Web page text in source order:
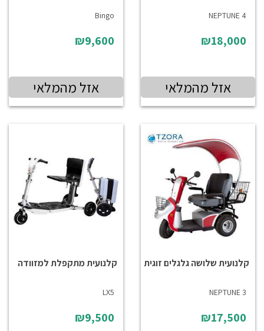
NEPTUNE 4
₪18,000
אזל מהמלאי
Bingo
₪9,600
אזל מהמלאי
קלנועית שלושה גלגלים זוגית
NEPTUNE 3
₪17,500
קלנועית מתקפלת למזוודה
LX5
₪9,500